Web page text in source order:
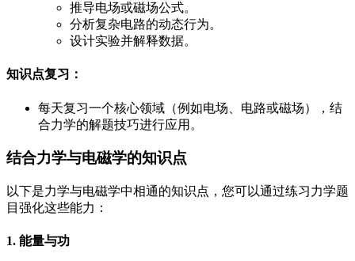
推导电场或磁场公式。
分析复杂电路的动态行为。
设计实验并解释数据。
知识点复习 ：
每天复习一个核心领域（例如电场、电路或磁场），结
合力学的解题技巧进行应用。
结合力学与电磁学的知识点
以下是力学与电磁学中相通的知识点，您可以通过练习力学题
目强化这些能力：
1. 能量与功